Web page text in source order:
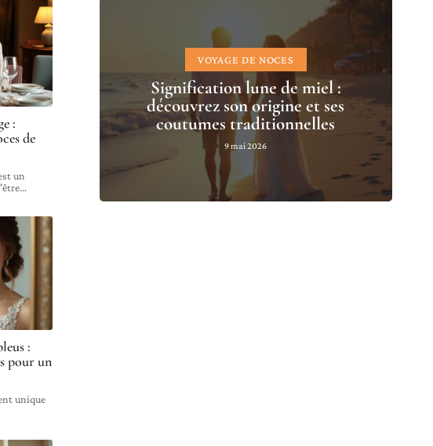
:
de
un
…
:
pour un
unique
VOYAGE DE NOCES
Signification lune de miel :
découvrez son origine et ses
coutumes traditionnelles
9 mai 2026